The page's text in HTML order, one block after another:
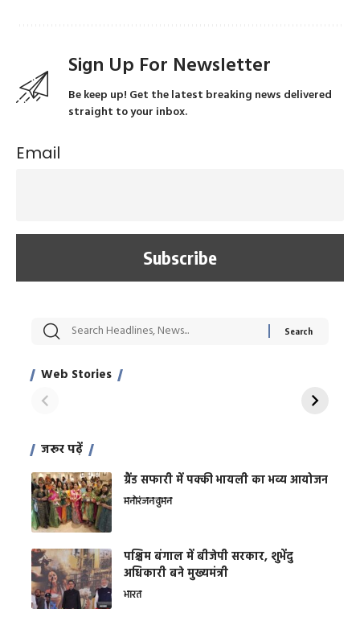
Sign Up For Newsletter
Be keep up! Get the latest breaking news delivered
straight to your inbox.
Email
Web Stories
सट्टेबाजी में अरेस्ट हुए
साहिल खान
रोज एक कच्चे लहसुन
जरूर पढ़ें
ग्रैंड सफारी में पक्की भायली का भव्य आयोजन
मनोरंजनवुमन
पश्चिम बंगाल में बीजेपी सरकार, शुभेंदु
अधिकारी बने मुख्यमंत्री
भारत